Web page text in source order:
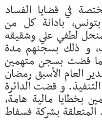
في قضايا الفساد
بتونس، بادانة كل من
لطفي علي وشقيقه
و ذلك بسجنهم مدة
قضت بسجن متهمين
العام الأسبق رمضان
و قضت الدائرة
بخطايا مالية هامة،
بشركة فسفاط